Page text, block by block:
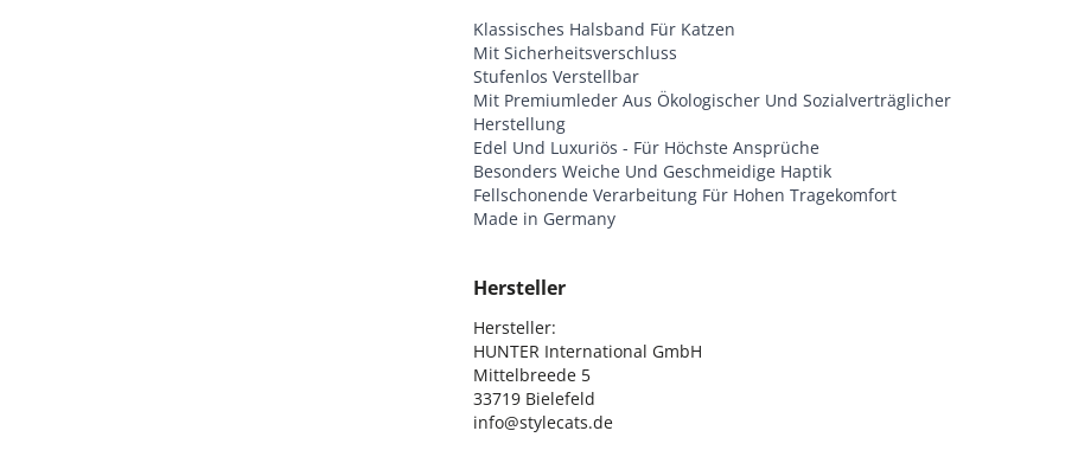
Klassisches Halsband Für Katzen
Mit Sicherheitsverschluss
Stufenlos Verstellbar
Mit Premiumleder Aus Ökologischer Und Sozialverträglicher
Herstellung
Edel Und Luxuriös - Für Höchste Ansprüche
Besonders Weiche Und Geschmeidige Haptik
Fellschonende Verarbeitung Für Hohen Tragekomfort
Made in Germany
Hersteller
Hersteller:
HUNTER International GmbH
Mittelbreede 5
33719 Bielefeld
info@stylecats.de